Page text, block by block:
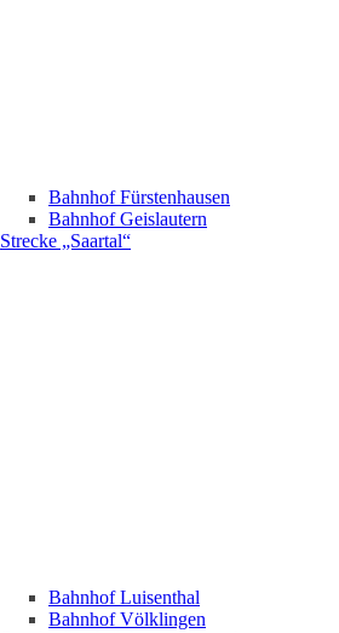
Bahnhof Fürstenhausen
Bahnhof Geislautern
Strecke „Saartal“
Bahnhof Luisenthal
Bahnhof Völklingen